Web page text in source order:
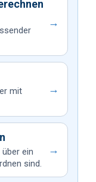
→
mit
→
ein
sind.
→